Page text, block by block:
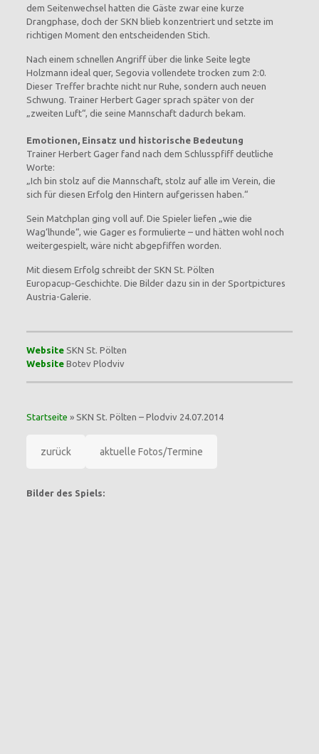
dem Seitenwechsel hatten die Gäste zwar eine kurze
Drangphase, doch der SKN blieb konzentriert und setzte im
richtigen Moment den entscheidenden Stich.
Nach einem schnellen Angriff über die linke Seite legte
Holzmann ideal quer, Segovia vollendete trocken zum 2:0.
Dieser Treffer brachte nicht nur Ruhe, sondern auch neuen
Schwung. Trainer Herbert Gager sprach später von der
„zweiten Luft“, die seine Mannschaft dadurch bekam.
Emotionen, Einsatz und historische Bedeutung
Trainer Herbert Gager fand nach dem Schlusspfiff deutliche
Worte:
„Ich bin stolz auf die Mannschaft, stolz auf alle im Verein, die
sich für diesen Erfolg den Hintern aufgerissen haben.“
Sein Matchplan ging voll auf. Die Spieler liefen „wie die
Wag‘lhunde“, wie Gager es formulierte – und hätten wohl noch
weitergespielt, wäre nicht abgepfiffen worden.
Mit diesem Erfolg schreibt der SKN St. Pölten
Europacup‑Geschichte. Die Bilder dazu sin in der Sportpictures
Austria-Galerie.
WebsiteSKN St. Pölten
WebsiteBotev Plodviv
Startseite » SKN St. Pölten – Plodviv 24.07.2014
zurück aktuelle Fotos/Termine
Bilder des Spiels: